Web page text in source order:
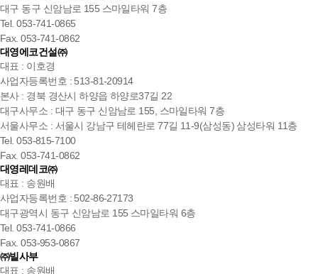
대구 동구 신암남로 155 스마일타워 7층
Tel. 053-741-0865
Fax. 053-741-0862
대영에코건설㈜
대표 : 이호경
사업자등록번호 : 513-81-20914
본사 : 경북 경산시 하양읍 하양로37길 22
대구사무소 : 대구 동구 신암남로 155, 스마일타워 7층
서울사무소 : 서울시 강남구 테헤란로 77길 11-9(삼성동) 삼성타워 11층
Tel. 053-815-7100
Fax. 053-741-0862
대영레데코㈜
대표 : 송원배
사업자등록번호 : 502-86-27173
대구광역시 동구 신암남로 155 스마일타워 6층
Tel. 053-741-0866
Fax. 053-953-0867
㈜빌사부
대표 : 송원배